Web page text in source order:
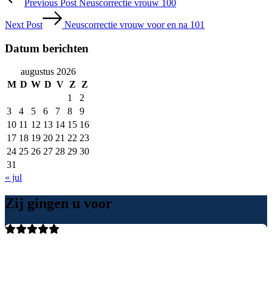
navigatie
Previous Post Neuscorrectie vrouw 100
Next Post Neuscorrectie vrouw voor en na 101
Datum berichten
augustus 2026
M D W D V Z
Z
1
2
3
4 5 6 7 8
9
10 11 12 13 14 15 16
17 18 19 20 21 22 23
24 25 26 27 28 29 30
31
« jul
Zij gingen u voor